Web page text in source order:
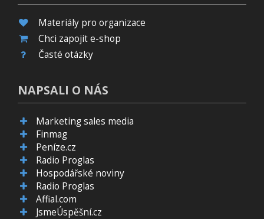
Materiály pro organizace
Chci zapojit e-shop
Časté otázky
NAPSALI O NÁS
Marketing sales media
Finmag
Peníze.cz
Radio Proglas
Hospodářské noviny
Radio Proglas
Affial.com
JsmeÚspěšní.cz